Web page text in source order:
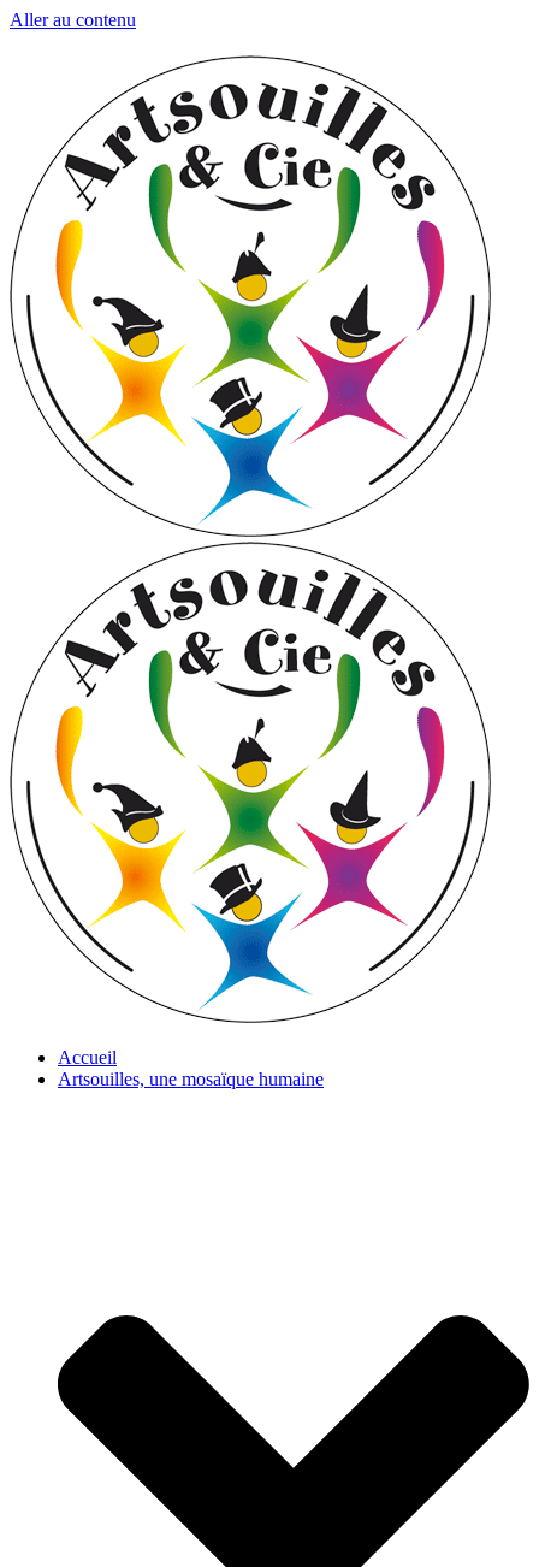
Aller au contenu
Accueil
Artsouilles, une mosaïque humaine